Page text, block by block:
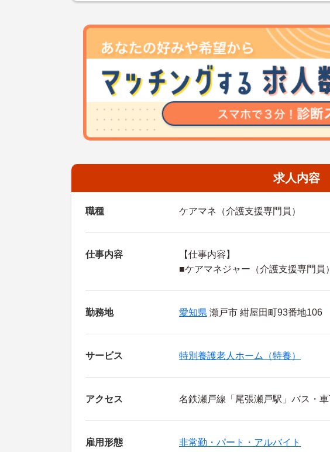
求人内容
職種 ケアマネ（介護支援専門員）
仕事内容
【仕事内容】
■ケアマネジャー（介護支援専門員
勤務地 愛知県 瀬戸市 紺屋田町93番地106
サービス 特別養護老人ホーム（特養）
アクセス 名鉄瀬戸線「尾張瀬戸駅」バス・
雇用形態 非常勤・パート・アルバイト